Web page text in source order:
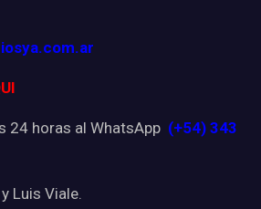
24 horas al WhatsApp (+54) 343
Luis Viale.